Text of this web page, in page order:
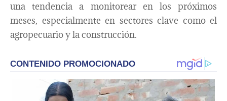
una tendencia a monitorear en los próximos
meses, especialmente en sectores clave como el
agropecuario y la construcción.